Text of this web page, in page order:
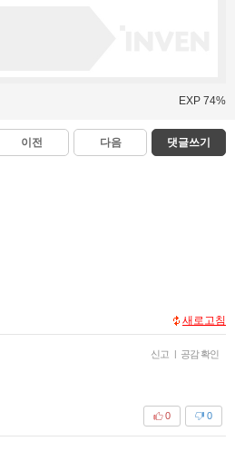
EXP 74%
이전 다음 댓글쓰기
새로고침
신고 | 공감 확인
0
0